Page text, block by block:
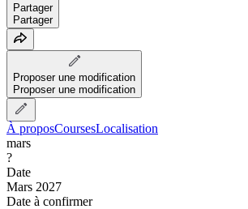
Partager
Partager
Proposer une modification
Proposer une modification
À proposCoursesLocalisation
mars
?
Date
Mars 2027
Date à confirmer